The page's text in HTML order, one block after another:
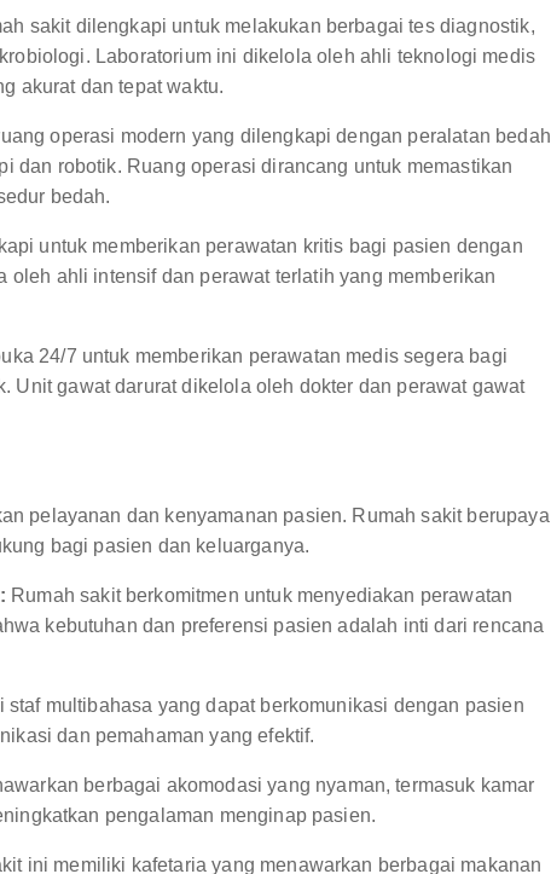
sakit dilengkapi untuk melakukan berbagai tes diagnostik,
Laboratorium ini dikelola oleh ahli teknologi medis
akurat dan tepat waktu.
operasi modern yang dilengkapi dengan peralatan bedah
dan robotik. Ruang operasi dirancang untuk memastikan
bedah.
untuk memberikan perawatan kritis bagi pasien dengan
ahli intensif dan perawat terlatih yang memberikan
24/7 untuk memberikan perawatan medis segera bagi
Unit gawat darurat dikelola oleh dokter dan perawat gawat
pelayanan dan kenyamanan pasien. Rumah sakit berupaya
bagi pasien dan keluarganya.
Rumah sakit berkomitmen untuk menyediakan perawatan
kebutuhan dan preferensi pasien adalah inti dari rencana
staf multibahasa yang dapat berkomunikasi dengan pasien
dan pemahaman yang efektif.
berbagai akomodasi yang nyaman, termasuk kamar
pengalaman menginap pasien.
ini memiliki kafetaria yang menawarkan berbagai makanan